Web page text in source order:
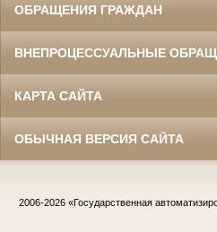
ОБРАЩЕНИЯ ГРАЖДАН
ВНЕПРОЦЕССУАЛЬНЫЕ
КАРТА САЙТА
ОБЫЧНАЯ ВЕРСИЯ САЙТА
2006-2026 «Государственная